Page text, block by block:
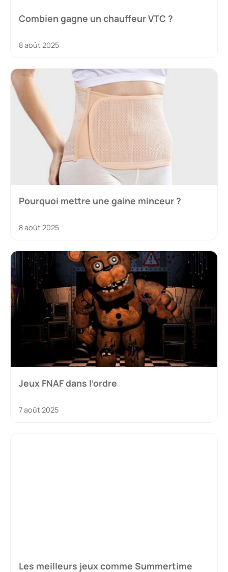
Combien gagne un chauffeur VTC ?
8 août 2025
Pourquoi mettre une gaine minceur ?
8 août 2025
Jeux FNAF dans l’ordre
7 août 2025
Les meilleurs jeux comme Summertime